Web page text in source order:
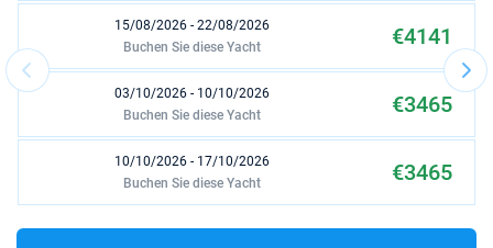
15/08/2026 - 22/08/2026 €4141
Buchen Sie diese Yacht
03/10/2026 - 10/10/2026 €3465
Buchen Sie diese Yacht
10/10/2026 - 17/10/2026 €3465
Buchen Sie diese Yacht
17/10/2026 - 24/10/2026